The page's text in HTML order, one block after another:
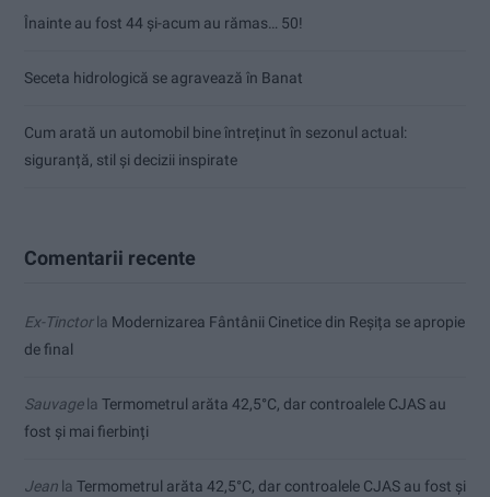
Înainte au fost 44 și-acum au rămas… 50!
Seceta hidrologică se agravează în Banat
Cum arată un automobil bine întreținut în sezonul actual:
siguranță, stil și decizii inspirate
Comentarii recente
Ex-Tinctorla Modernizarea Fântânii Cinetice din Reșița se apropie
de final
Sauvagela Termometrul arăta 42,5°C, dar controalele CJAS au
fost și mai fierbinți
Jean la Termometrul arăta 42,5°C, dar controalele CJAS au fost și